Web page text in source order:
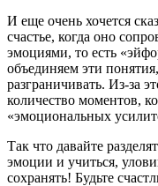
И еще очень хочется
счастье, когда оно
эмоциями, то есть
объединяем эти
разграничивать. Из-за
количество моментов,
«эмоциональных
Так что давайте
эмоции и учиться,
сохранять! Будьте